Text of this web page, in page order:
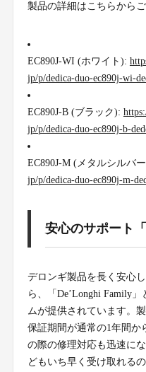
製品の詳細はこちらから
EC890J-WI (ホワイト):
jp/p/dedica-duo-ec890j-wi-
EC890J-B (ブラック):
jp/p/dedica-duo-ec890j-b-
EC890J-M (メタルシルバ
jp/p/dedica-duo-ec890j-m-
安心のサポート
デロンギ製品を長く安心
ら、「De’Longhi Family
ムが提供されています。
保証期間が通常の1年間か
の際の修理対応も迅速に
どもいち早く受け取れる